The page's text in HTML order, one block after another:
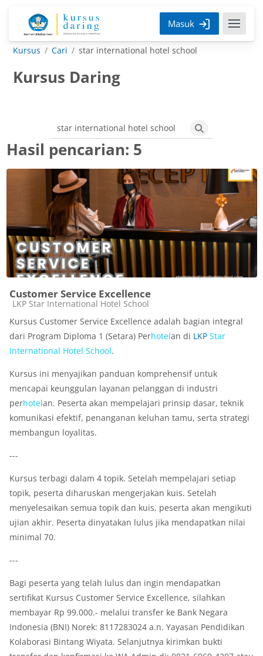
Masuk
Kursus Cari star international hotel school
Kursus Daring
Cari kursus
Cari kursus
Hasil pencarian: 5
Customer Service Excellence
Kategori kursus
LKP Star International Hotel School
Kursus Customer Service Excellence adalah bagian integral
dari Program Diploma 1 (Setara) Perhotelan di LKP Star
International Hotel School.
Kursus ini menyajikan panduan komprehensif untuk
mencapai keunggulan layanan pelanggan di industri
perhotelan. Peserta akan mempelajari prinsip dasar, teknik
komunikasi efektif, penanganan keluhan tamu, serta strategi
membangun loyalitas.
---
Kursus terbagi dalam 4 topik. Setelah mempelajari setiap
topik, peserta diharuskan mengerjakan kuis. Setelah
menyelesaikan semua topik dan kuis, peserta akan mengikuti
ujian akhir. Peserta dinyatakan lulus jika mendapatkan nilai
minimal 70.
---
Bagi peserta yang telah lulus dan ingin mendapatkan
sertifikat Kursus Customer Service Excellence, silahkan
membayar Rp 99.000.- melalui transfer ke Bank Negara
Indonesia (BNI) Norek: 8117283024 a.n. Yayasan Pendidikan
Kolaborasi Bintang Wiyata. Selanjutnya kirimkan bukti